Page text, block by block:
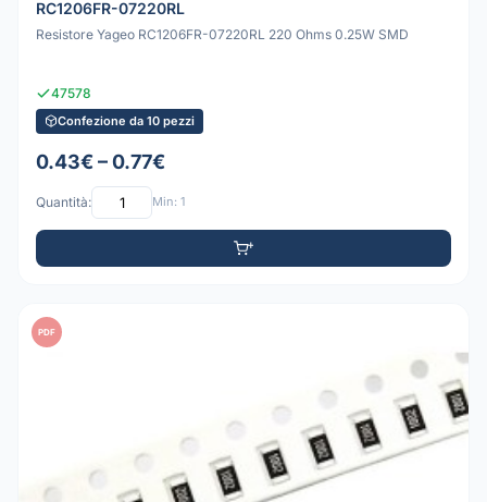
RC1206FR-07220RL
Resistore Yageo RC1206FR-07220RL 220 Ohms 0.25W SMD
47578
Confezione da 10 pezzi
0.43€ – 0.77€
Quantità: Min: 1
PDF